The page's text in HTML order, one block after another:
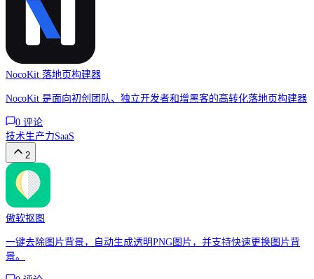
NocoKit 落地页构建器
NocoKit 是面向初创团队、独立开发者和增黑客的高转化落地页构建器
0 评论
技术生产力SaaS
2
傲软抠图
一键去除图片背景，自动生成透明PNG图片，并支持快速更换图片背
景。